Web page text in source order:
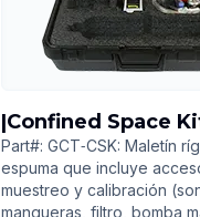
|Confined Space
Part#: GCT‑CSK: Maletín
espuma que incluye
muestreo y calibración
mangueras, filtro, bomba